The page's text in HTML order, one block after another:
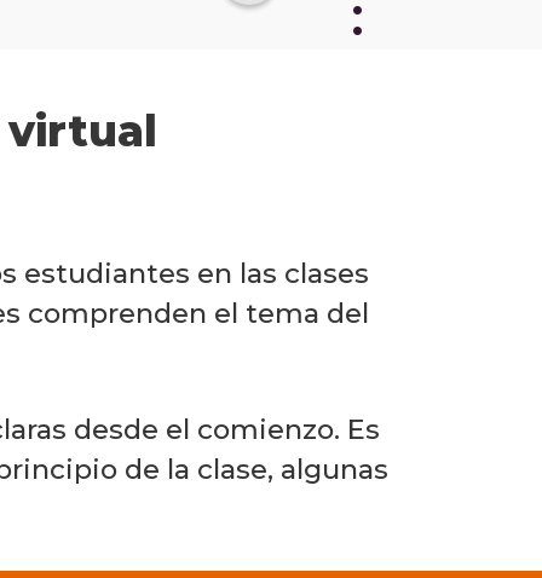
virtual
online
Evaluar
estudiantes en las clases
comprenden el tema del
desde el comienzo. Es
de la clase, algunas